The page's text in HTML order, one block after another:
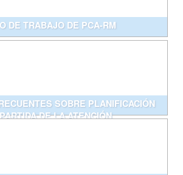
DE TRABAJO DE PCA-RM
SOBRE PLANIFICACIÓN
DE LA ATENCIÓN